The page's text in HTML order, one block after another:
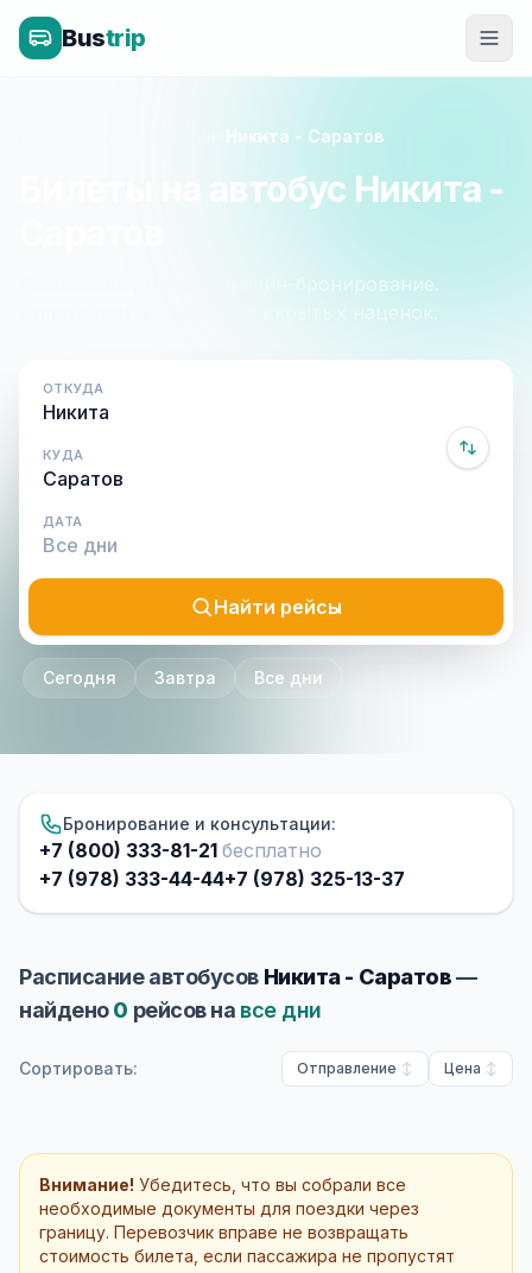
Bustrip
Никита - Саратов
Билеты на автобус Никита -
Расписание, цены и онлайн-бронирование.
Оплата при посадке, без скрытых наценок.
ОТКУДА
КУДА
ДАТА
Найти рейсы
Сегодня Завтра Все дни
Бронирование и консультации:
+7 (800) 333-81-21 бесплатно
+7 (978) 333-44-44+7 (978) 325-13-37
Расписание автобусов Никита - Саратов—
найдено0 рейсов на все дни
Сортировать: Отправление Цена
Внимание! Убедитесь, что вы собрали все
необходимые документы для поездки через
границу. Перевозчик вправе не возвращать
стоимость билета, если пассажира не пропустят